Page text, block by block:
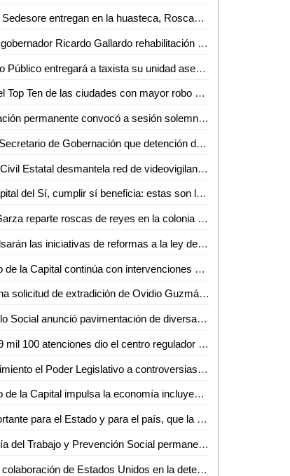
Sectur y Sedesore entregan en la huasteca, Roscas de Reyes enviadas por el gobernador
Anuncia gobernador Ricardo Gallardo rehabilitación de avenida seminario y encapsulamiento de canal de aguas negras
Ministerio Público entregará a taxista su unidad asegurada
SLP en el Top Ten de las ciudades con mayor robo de autos
La diputación permanente convocó a sesión solemne el próximo 12 de enero para conmemorar el centenario de la Universidad Autónoma de San Luis Potosí
Informa Secretario de Gobernación que detención de Ovidio "N" fue en flagrancia por varios delitos
Guardia Civil Estatal desmantela red de videovigilancia criminal en Tamasopo
En la Capital del Sí, cumplir sí beneficia: estas son las múltiples opciones para pagar tu predial 2023
Néstor Garza reparte roscas de reyes en la colonia Real Campestre
Se impulsarán las iniciativas de reformas a la ley de movilidad del estado, la ley de participación ciudadana y la reforma integral a la ASE
Gobierno de la Capital continúa con intervenciones en monumentos y mobiliario urbano del Centro Histórico
Existe una solicitud de extradición de Ovidio Guzmán a Estados Unidos: Marcelo Ebrard
Desarrollo Social anunció pavimentación de diversas calles y mejoramiento de luminarias en Ciudad Valles
Más de 9 mil 100 atenciones dio el centro regulador de urgencias médicas (CRUM) en 2022
Da seguimiento el Poder Legislativo a controversias sobre la ley electoral presentadas en la Suprema Corte de Justicia de la Nación
Gobierno de la Capital impulsa la economía incluyente, para personas en situación vulnerable
"Es importante para el Estado y para el país, que la UASLP cumpla 100 años de vida autónoma y productiva": Dr. Alejandro Javier Zermeño Guerra
Secretaría del Trabajo y Prevención Social permanece en funcionamiento: Lorenzo Estrada
No hubo colaboración de Estados Unidos en la detención de Ovidio Guzmán: AMLO